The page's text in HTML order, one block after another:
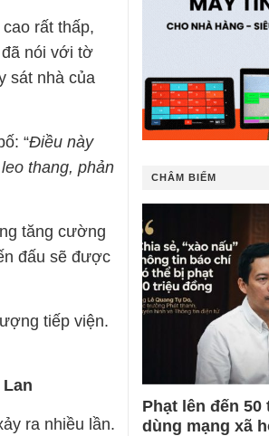
rất thấp,
nói với tờ
sát nhà của
“Điều này
thang, phản
tăng cường
đấu sẽ được
tiếp viện.
ra nhiều lần.
CHÂM BIẾM
Phạt lên đến
dùng mạng xã